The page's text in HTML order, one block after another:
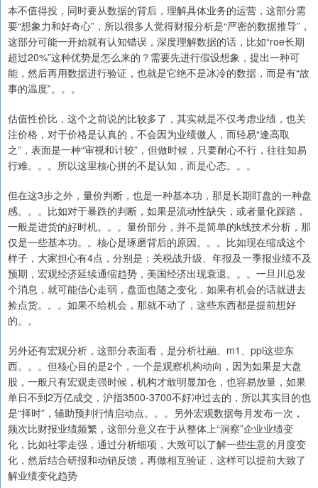
本不值得投，同时要从数据的背后，理解具体业务的运营，这部分需
要“想象力和好奇心”，所以很多人觉得财报分析是“严密的数据推导”，
这部分可能一开始就有认知错误，深度理解数据的话，比如“roe长期
超过20%”这种优势是怎么来的？需要先进行假设想象，提出一种可
能，然后再用数据进行验证，也就是它绝不是冰冷的数据，而是有“故
事的温度”。。。
估值性价比，这个之前说的比较多了，其实就是不仅考虑业绩，也关
注价格，对于价格是认真的，不会因为业绩傲人，而轻易“逢高取
之”，表面是一种“审视和计较”，但做时候，只要耐心不行，往往知易
行难。。。所以这里核心拼的不是认知，而是心态。。。
但在这3步之外，量价判断，也是一种基本功，那是长期盯盘的一种盘
感。。。比如对于暴跌的判断，如果是流动性缺失，或者量化踩踏，
一般是进货的好时机。。。量价部分，并不是简单的k线技术分析，那
仅是一些基本功。。核心是琢磨背后的原因。。。比如现在缩成这个
样子，大家担心有4点，分别是：关税战升级、年报及一季报业绩不及
预期，宏观经济延续通缩趋势，美国经济出现衰退。。。一旦川总发
个消息，就可能信心走弱，盘面也随之变化，如果有机会的话就进去
捡点货。。。如果不给机会，那就不动了，这些东西都是提前想好
的。。
另外还有宏观分析，这部分表面看，是分析社融、m1、ppi这些东
西。。。但核心目的是2个，一个是观察机构动向，因为如果是大盘
股，一般只有宏观走强时候，机构才敢明显加仓，也容易放量，如果
单日不到2万亿成交，沪指3500-3700不好冲过去的，所以其实目的也
是“择时”，辅助预判行情启动点。。。另外宏观数据每月发布一次，
频次比财报业绩频繁，这部分意义在于从整体上“洞察”企业业绩变
化，比如社零走强，通过分析细项，大致可以了解一些生意的月度变
化，然后结合研报和动销反馈，再做相互验证，这样可以提前大致了
解业绩变化趋势